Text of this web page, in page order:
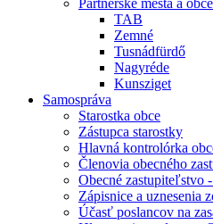
Partnerské mestá a obce
TAB
Zemné
Tusnádfürdő
Nagyréde
Kunsziget
Samospráva
Starostka obce
Zástupca starostky
Hlavná kontrolórka
Členovia obecného
Obecné zastupiteľstvo
Zápisnice a uznesenia
Účasť poslancov na